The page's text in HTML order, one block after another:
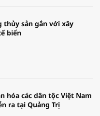
thủy sản gắn với xây
biển
hóa các dân tộc Việt Nam
ra tại Quảng Trị